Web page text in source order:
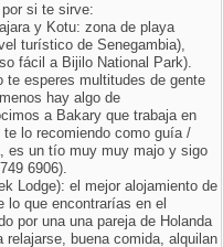
si te sirve:
y Kotu: zona de playa
turístico de Senegambia),
fácil a Bijilo National Park).
te esperes multitudes de gente
hay algo de
a Bakary que trabaja en
lo recomiendo como guía /
es un tío muy muy majo y sigo
6906).
Lodge): el mejor alojamiento de
lo que encontrarías en el
por una una pareja de Holanda
buena comida, alquilan